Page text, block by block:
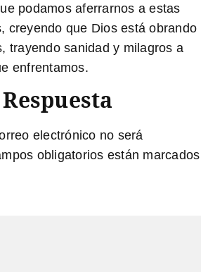
podamos aferrarnos a estas
creyendo que Dios está obrando
trayendo sanidad y milagros a
enfrentamos.
electrónico no será
obligatorios están marcados